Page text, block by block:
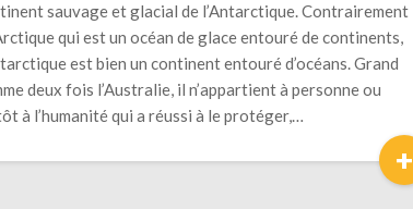
sauvage et glacial de l’Antarctique. Contrairement
qui est un océan de glace entouré de continents,
est bien un continent entouré d’océans. Grand
deux fois l’Australie, il n’appartient à personne ou
à l’humanité qui a réussi à le protéger,…
+